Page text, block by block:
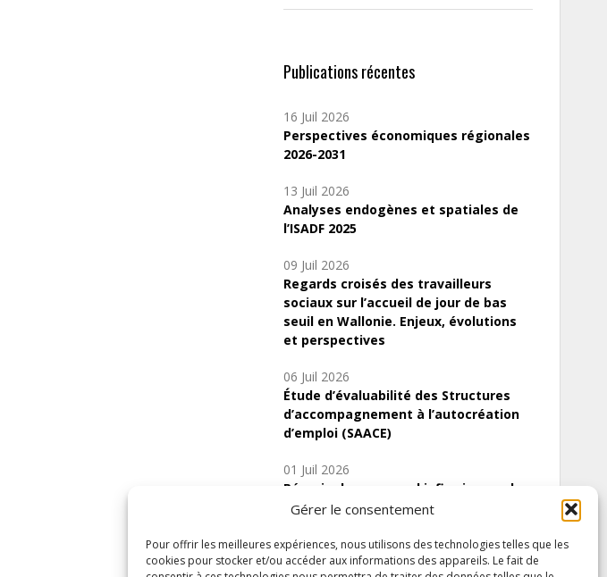
Gérer le consentement
Pour offrir les meilleures expériences, nous utilisons des technologies telles que les
cookies pour stocker et/ou accéder aux informations des appareils. Le fait de
Publications récentes
16 Juil 2026
Perspectives économiques régionales
2026-2031
13 Juil 2026
Analyses endogènes et spatiales de
l’ISADF 2025
09 Juil 2026
Regards croisés des travailleurs
sociaux sur l’accueil de jour de bas
seuil en Wallonie. Enjeux, évolutions
et perspectives
06 Juil 2026
Étude d’évaluabilité des Structures
d’accompagnement à l’autocréation
d’emploi (SAACE)
01 Juil 2026
Pénurie du personnel infirmier :quels
indicateurs d’offre de soins pour